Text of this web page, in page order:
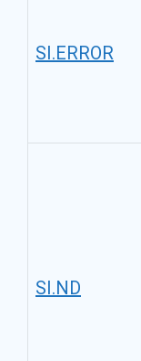
SI.ERROR
SI.ND